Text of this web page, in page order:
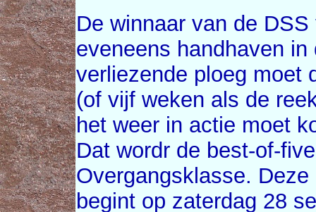
De winnaar van de
eveneens handhaven
verliezende ploeg moet
(of vijf weken als de
het weer in actie moet
Dat wordr de best-of-
Overgangsklasse.
begint op zaterdag 28